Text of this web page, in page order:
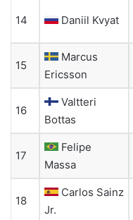
14 Daniil Kvyat
15
Marcus
Ericsson
16
Valtteri
Bottas
17
Felipe
Massa
18
Carlos Sainz
Jr.